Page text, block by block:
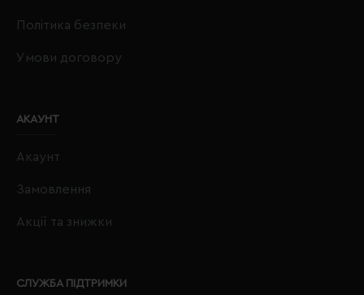
Політика безпеки
Умови договору
АКАУНТ
Акаунт
Замовлення
Акції та знижки
СЛУЖБА ПІДТРИМКИ